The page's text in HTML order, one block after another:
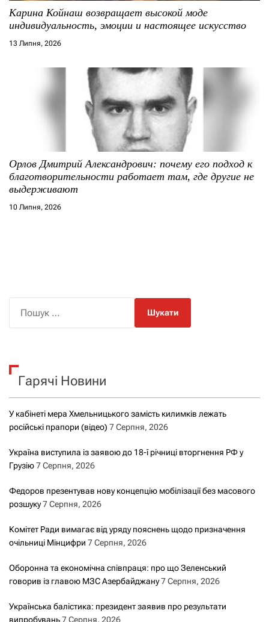
Карина Койнаш возвращает высокой моде
индивидуальность, эмоции и настоящее искусство
13 Липня, 2026
Орлов Дмитрий Александрович: почему его подход к
благотворительности работает там, где другие не
выдерживают
10 Липня, 2026
к
Гарячі Новини
У кабінеті мера Хмельницького замість килимків лежать
російські прапори (відео) 7 Серпня, 2026
Україна виступила із заявою до 18-ї річниці вторгнення РФ у
Грузію7 Серпня, 2026
Федоров презентував нову концепцію мобілізації без масового
розшуку7 Серпня, 2026
Комітет Ради вимагає від уряду пояснень щодо призначення
очільниці Мінцифри 7 Серпня, 2026
Оборонна та економічна співпраця: про що Зеленський
говорив із главою МЗС Азербайджану7 Серпня, 2026
Українська балістика: президент заявив про результати
випробувань7 Серпня, 2026